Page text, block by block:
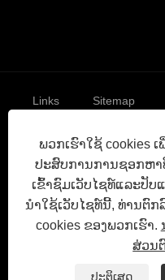
ພວກເຮົາໃຊ້ cookies
ປະສົບການການຊອກຫາ
ເຂົ້າຊົມເວັບໄຊທ໌ແລະປັບ
ນໍາໃຊ້ເວັບໄຊທ໌ນີ້, ທ່ານຕົ
cookies ຂອງພວກເຮົາ.
ສ່ວນ
ປະຕິເສດ
Links Sitemap
ສະຫງວນລິຂະສິດ© 2023
Gangdong